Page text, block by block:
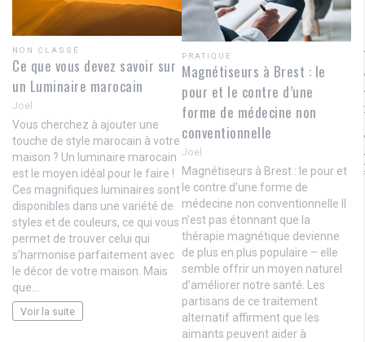
NON CLASSÉ
Ce que vous devez savoir sur
un Luminaire marocain
Joel
Vous cherchez à ajouter une
touche de style marocain à votre
maison ? Un luminaire marocain
est le moyen idéal pour le faire !
Ces magnifiques luminaires sont
disponibles dans une variété de
styles et de couleurs, ce qui vous
permet de trouver celui qui
s’harmonise parfaitement avec
le décor de votre maison. Mais
que…
Voir la suite
PRATIQUE
Magnétiseurs à Brest : le
pour et le contre d’une
forme de médecine non
conventionnelle
Joel
Magnétiseurs à Brest : le pour et
le contre d’une forme de
médecine non conventionnelle Il
n’est pas étonnant que la
thérapie magnétique devienne
de plus en plus populaire – elle
semble offrir un moyen naturel
d’améliorer notre santé. Les
partisans de ce traitement
alternatif affirment que les
aimants peuvent aider à